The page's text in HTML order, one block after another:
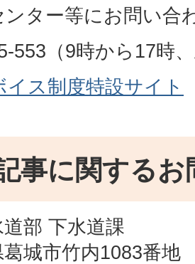
ンター等にお問い合
553（9時から17時
イス制度特設サイト
事に関するお
道部 下水道課
城市竹内1083番地